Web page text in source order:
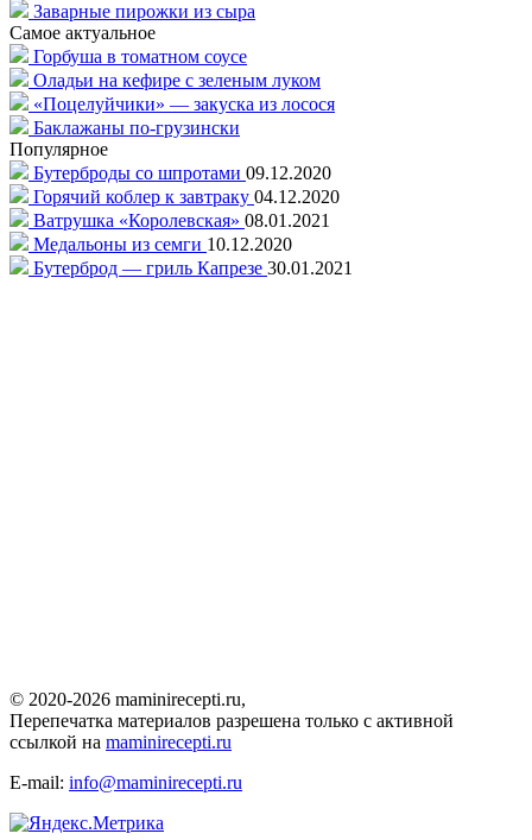
Заварные пирожки из сыра
Самое актуальное
Горбуша в томатном соусе
Оладьи на кефире с зеленым луком
«Поцелуйчики» — закуска из лосося
Баклажаны по-грузински
Популярное
Бутерброды со шпротами 09.12.2020
Горячий коблер к завтраку 04.12.2020
Ватрушка «Королевская» 08.01.2021
Медальоны из семги 10.12.2020
Бутерброд — гриль Капрезе 30.01.2021
© 2020-2026 maminirecepti.ru,
Перепечатка материалов разрешена только с активной
ссылкой на maminirecepti.ru
E-mail: info@maminirecepti.ru